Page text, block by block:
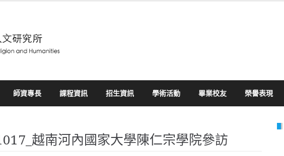
師資專長 課程資訊 招生資訊 學術活動 畢業校友 榮譽表現
越南河內國家大學陳仁宗學院參訪